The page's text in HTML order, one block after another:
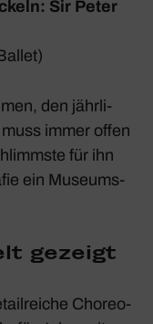
Sir Peter
den jähr­li­
immer offen
für ihn
ein Muse­ums­
gezeigt
Choreo­